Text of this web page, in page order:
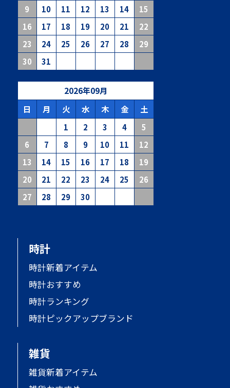
9
10 11 12 13 14
15
16
17 18 19 20 21
22
23
24 25 26 27 28
29
30
31
2026年09月
日
月 火 水 木 金 土
1 2 3 4
5
6
7 8 9 10 11
12
13
14 15 16 17 18
19
20
21 22 23 24 25
26
27
28 29 30
時計
時計新着アイテム
時計おすすめ
時計ランキング
時計ピックアップブランド
雑貨
雑貨新着アイテム